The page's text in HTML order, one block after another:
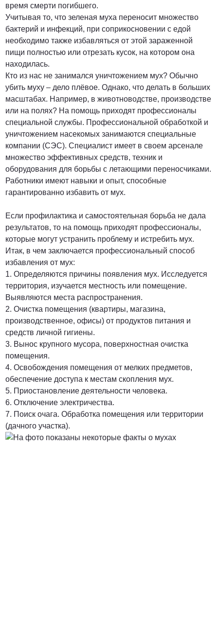
время смерти погибшего.
Учитывая то, что зеленая муха переносит множество
бактерий и инфекций, при соприкосновении с едой
необходимо также избавляться от этой зараженной
пищи полностью или отрезать кусок, на котором она
находилась.
Кто из нас не занимался уничтожением мух? Обычно
убить муху – дело плёвое. Однако, что делать в больших
масштабах. Например, в животноводстве, производстве
или на полях? На помощь приходят профессионалы
специальной службы. Профессиональной обработкой и
уничтожением насекомых занимаются специальные
компании (СЭС). Специалист имеет в своем арсенале
множество эффективных средств, техник и
оборудования для борьбы с летающими переносчиками.
Работники имеют навыки и опыт, способные
гарантированно избавить от мух.
Если профилактика и самостоятельная борьба не дала
результатов, то на помощь приходят профессионалы,
которые могут устранить проблему и истребить мух.
Итак, в чем заключается профессиональный способ
избавления от мух:
1. Определяются причины появления мух. Исследуется
территория, изучается местность или помещение.
Выявляются места распространения.
2. Очистка помещения (квартиры, магазина,
производственное, офисы) от продуктов питания и
средств личной гигиены.
3. Вынос крупного мусора, поверхностная очистка
помещения.
4. Освобождения помещения от мелких предметов,
обеспечение доступа к местам скопления мух.
5. Приостановление деятельности человека.
6. Отключение электричества.
7. Поиск очага. Обработка помещения или территории
(дачного участка).